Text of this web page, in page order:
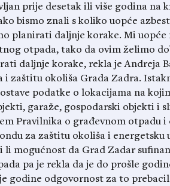
prije desetak ili više godina na
bismo znali s koliko uopće
planirati daljnje korake. Mi
otpada, tako da ovim želimo
daljnje korake, rekla je Andreja
zaštitu okoliša Grada Zadra.
podatke o lokacijama na
garaže, gospodarski objekti i
Pravilnika o građevnom otpadu
za zaštitu okoliša i energetsku
li mogućnost da Grad Zadar
pa je rekla da je do prošle
godine odgovornost za to